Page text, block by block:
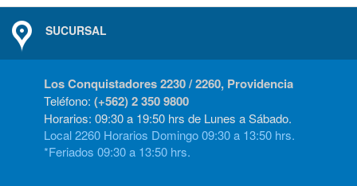
SUCURSAL
Los Conquistadores 2230 / 2260, Providencia
Teléfono: (+562) 2 350 9800
Horarios: 09:30 a 19:50 hrs de Lunes a Sábado.
Local 2260 Horarios Domingo 09:30 a 13:50 hrs.
*Feriados 09:30 a 13:50 hrs.